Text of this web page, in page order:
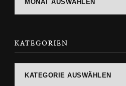
KATEGORIEN